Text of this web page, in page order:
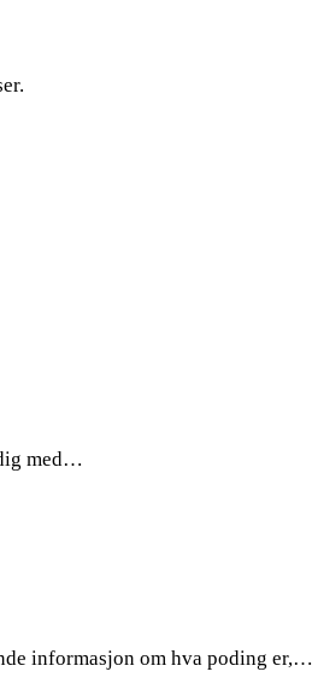
med…
informasjon om hva poding er,…